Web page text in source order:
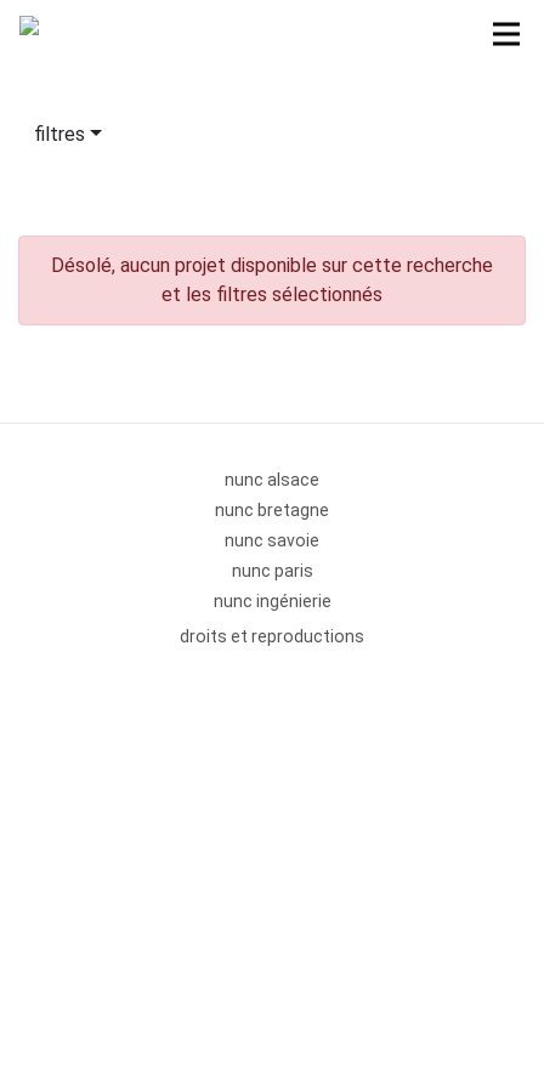
filtres
Désolé, aucun projet disponible sur cette recherche
et les filtres sélectionnés
nunc alsace
nunc bretagne
nunc savoie
nunc paris
nunc ingénierie
droits et reproductions